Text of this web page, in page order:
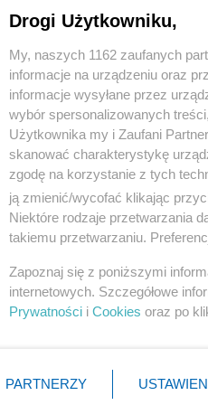
Polityka
Rosja
PiS
Prezydent
NATO
Drogi Użytkowniku,
My, naszych 1162 zaufanych
informacje na urządzeniu oraz
informacje wysyłane przez
wybór spersonalizowanych
Użytkownika my i Zaufani
skanować charakterystykę
zgodę na korzystanie z tych
ją zmienić/wycofać klikając
Niektóre rodzaje przetwarzania
takiemu przetwarzaniu.
Zapoznaj się z poniższymi
internetowych. Szczegółowe
Prywatności i Cookies oraz po
PARTNERZY